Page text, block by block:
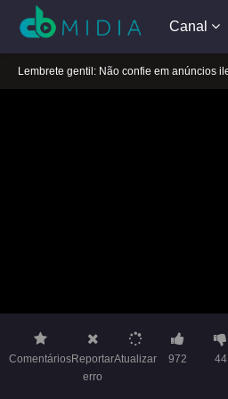
Canal
A tocar：A Princesa Rebelde (Dublado)-68
ComentáriosReportar
erro
Atualizar 972 44